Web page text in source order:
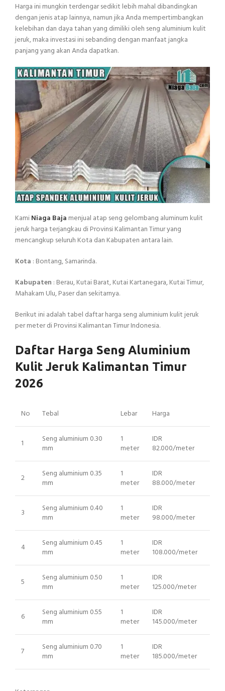
Harga ini mungkin terdengar sedikit lebih mahal dibandingkan
dengan jenis atap lainnya, namun jika Anda mempertimbangkan
kelebihan dan daya tahan yang dimiliki oleh seng aluminium kulit
jeruk, maka investasi ini sebanding dengan manfaat jangka
panjang yang akan Anda dapatkan.
KamiNiaga Baja menjual atap seng gelombang aluminum kulit
jeruk harga terjangkau di Provinsi Kalimantan Timur yang
mencangkup seluruh Kota dan Kabupaten antara lain.
Kota : Bontang, Samarinda.
Kabupaten : Berau, Kutai Barat, Kutai Kartanegara, Kutai Timur,
Mahakam Ulu, Paser dan sekitarnya.
Berikut ini adalah tabel daftar harga seng aluminium kulit jeruk
per meter di Provinsi Kalimantan Timur Indonesia.
Daftar Harga Seng Aluminium
Kulit Jeruk Kalimantan Timur
2026
No Tebal Lebar Harga
1
Seng aluminium 0.30
mm
1
meter
IDR
82.000/meter
2
Seng aluminium 0.35
mm
1
meter
IDR
88.000/meter
3
Seng aluminium 0.40
mm
1
meter
IDR
98.000/meter
4
Seng aluminium 0.45
mm
1
meter
IDR
108.000/meter
5
Seng aluminium 0.50
mm
1
meter
IDR
125.000/meter
6
Seng aluminium 0.55
mm
1
meter
IDR
145.000/meter
7
Seng aluminium 0.70
mm
1
meter
IDR
185.000/meter